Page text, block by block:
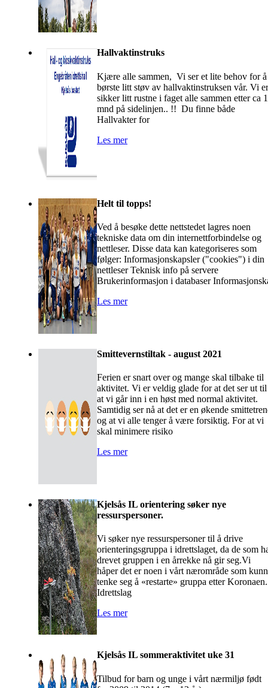
Hallvaktinstruks
Kjære alle sammen, Vi ser et lite behov for å
børste litt støv av hallvaktinstruksen vår. Vi er
sikker litt rustne i faget alle sammen etter ca
mnd på sidelinjen.. !! Du finne både
Hallvakter for
Les mer
Helt til topps!
Ved å besøke dette nettstedet lagres noen
tekniske data om din internettforbindelse og
nettleser. Disse data kan kategoriseres som
følger: Informasjonskapsler ("cookies") i din
nettleser Teknisk info på servere
Brukerinformasjon i databaser
Les mer
Smittevernstiltak - august 2021
Ferien er snart over og mange skal tilbake til
aktivitet. Vi er veldig glade for at det ser ut til
at vi går inn i en høst med normal aktivitet.
Samtidig ser nå at det er en økende
og at vi alle tenger å være forsiktig. For at vi
skal minimere risiko
Les mer
Kjelsås IL orientering søker nye
ressurspersoner.
Vi søker nye ressurspersoner til å drive
orienteringsgruppa i idrettslaget, da de som
drevet gruppen i en årrekke nå gir seg.Vi
håper det er noen i vårt nærområde som
tenke seg å «restarte» gruppa etter Koronaen.
Idrettslag
Les mer
Kjelsås IL sommeraktivitet uke 31
Tilbud for barn og unge i vårt nærmiljø født